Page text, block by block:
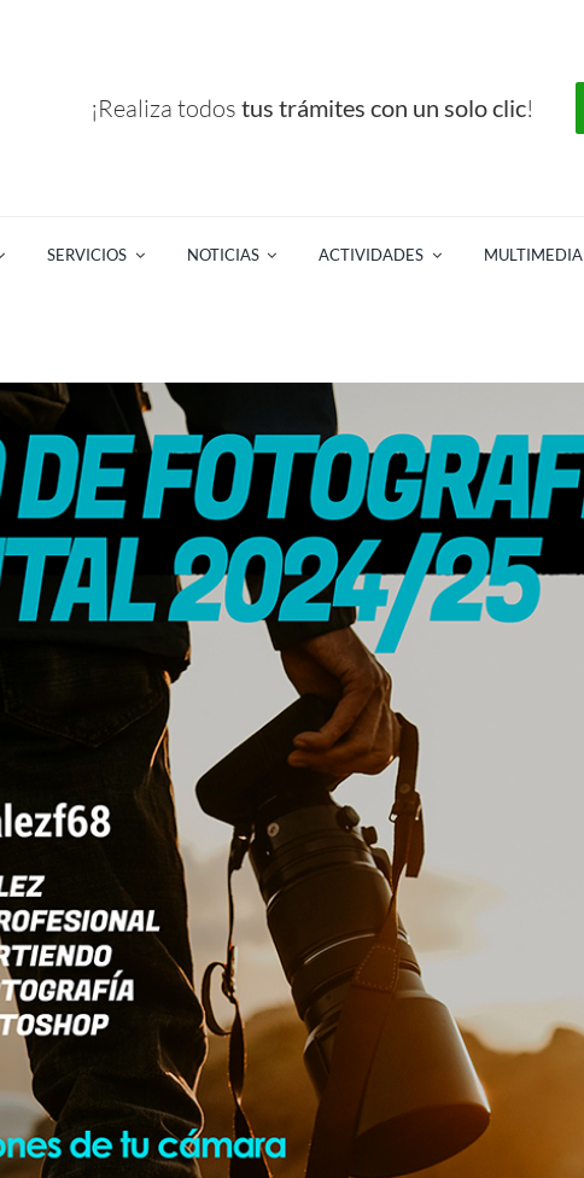
¡Realiza todos tus trámites con un solo clic!
SERVICIOS NOTICIAS ACTIVIDADES MULTIMEDIA